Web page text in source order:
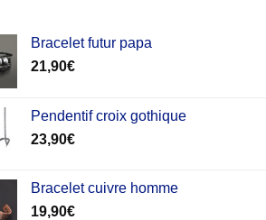
Bracelet futur papa
21,90€
Pendentif croix gothique
23,90€
Bracelet cuivre homme
19,90€